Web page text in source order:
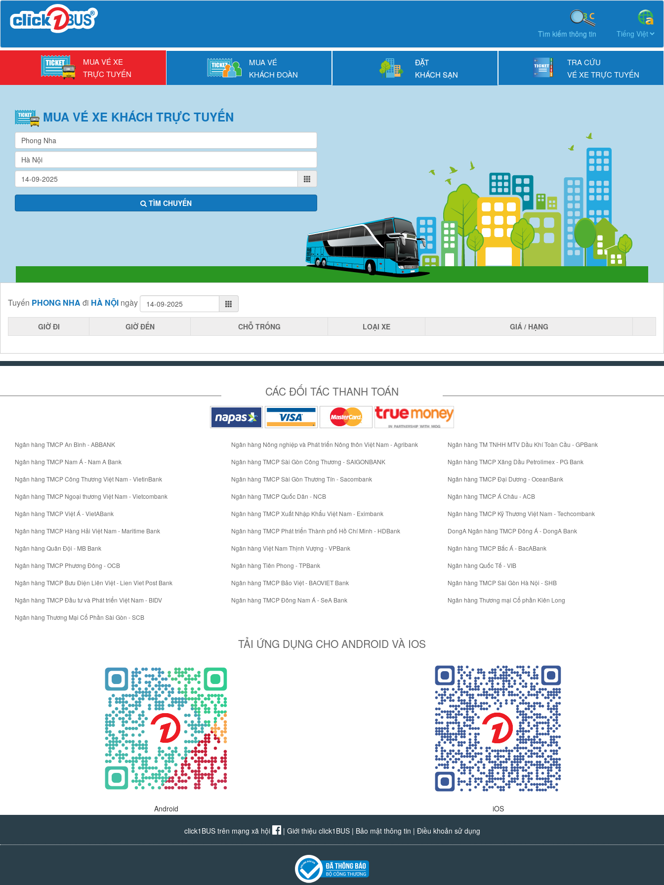
Tìm kiếm thông tin
MUA VÉ XE
TRỰC TUYẾN
MUA VÉ
KHÁCH ĐOÀN
ĐẶT
KHÁCH SẠN
TRA CỨU
VÉ XE TRỰC TUYẾN
MUA VÉ XE KHÁCH TRỰC TUYẾN
TÌM CHUYẾN
Tuyến PHONG NHA đi HÀ NỘI ngày
GIỜ ĐI GIỜ ĐẾN CHỖ TRỐNG LOẠI XE GIÁ / HẠNG
CÁC ĐỐI TÁC THANH TOÁN
Ngân hàng TMCP An Bình - ABBANK
Ngân hàng TMCP Nam Á - Nam A Bank
Ngân hàng TMCP Công Thương Việt Nam - VietinBank
Ngân hàng TMCP Ngoại thương Việt Nam - Vietcombank
Ngân hàng TMCP Việt Á - VietABank
Ngân hàng TMCP Hàng Hải Việt Nam - Maritime Bank
Ngân hàng Quân Đội - MB Bank
Ngân hàng TMCP Phương Đông - OCB
Ngân hàng TMCP Bưu Điện Liên Việt - Lien Viet Post Bank
Ngân hàng TMCP Đầu tư và Phát triển Việt Nam - BIDV
Ngân hàng Thương Mại Cổ Phần Sài Gòn - SCB
Ngân hàng Nông nghiệp và Phát triển Nông thôn Việt Nam - Agribank
Ngân hàng TMCP Sài Gòn Công Thương - SAIGONBANK
Ngân hàng TMCP Sài Gòn Thương Tín - Sacombank
Ngân hàng TMCP Quốc Dân - NCB
Ngân hàng TMCP Xuất Nhập Khẩu Việt Nam - Eximbank
Ngân hàng TMCP Phát triển Thành phố Hồ Chí Minh - HDBank
Ngân hàng Việt Nam Thịnh Vượng - VPBank
Ngân hàng Tiên Phong - TPBank
Ngân hàng TMCP Bảo Việt - BAOVIET Bank
Ngân hàng TMCP Đông Nam Á - SeA Bank
Ngân hàng TM TNHH MTV Dầu Khí Toàn Cầu - GPBank
Ngân hàng TMCP Xăng Dầu Petrolimex - PG Bank
Ngân hàng TMCP Đại Dương - OceanBank
Ngân hàng TMCP Á Châu - ACB
Ngân hàng TMCP Kỹ Thương Việt Nam - Techcombank
DongA Ngân hàng TMCP Đông Á - DongA Bank
Ngân hàng TMCP Bắc Á - BacABank
Ngân hàng Quốc Tế - VIB
Ngân hàng TMCP Sài Gòn Hà Nội - SHB
Ngân hàng Thương mại Cổ phần Kiên Long
TẢI ỨNG DỤNG CHO ANDROID VÀ IOS
Android iOS
click1BUS trên mạng xã hội | Giới thiệu click1BUS| Bảo mật thông tin | Điều khoản sử dụng